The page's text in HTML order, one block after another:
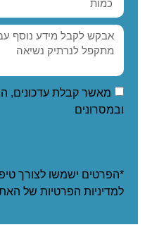
מאשר קבלת עדכונים,
ובמסרונים
*הפרטים ישמשו לצורך
למדיניות הפרטיות של